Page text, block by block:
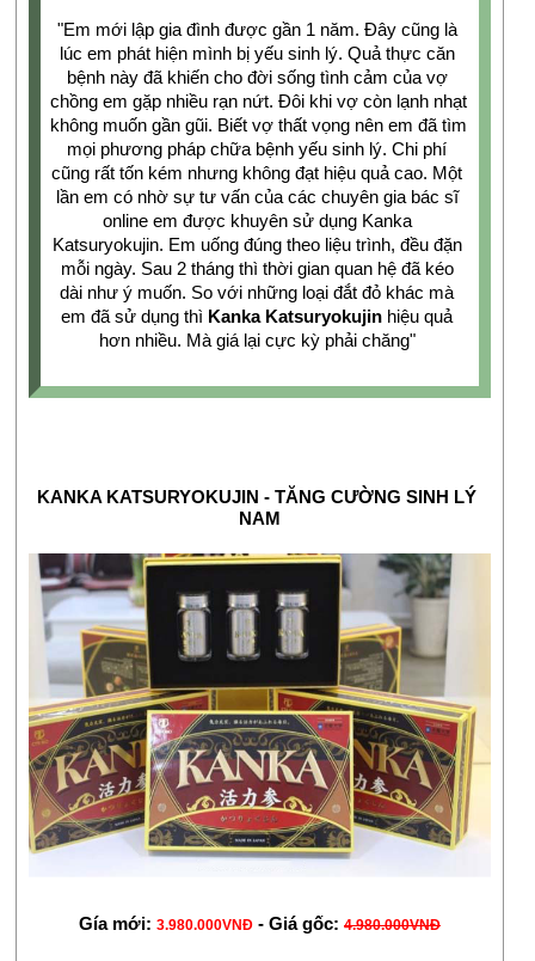
"Em mới lập gia đình được gần 1 năm. Đây cũng là
lúc em phát hiện mình bị yếu sinh lý. Quả thực căn
bệnh này đã khiến cho đời sống tình cảm của vợ
chồng em gặp nhiều rạn nứt. Đôi khi vợ còn lạnh nhạt
không muốn gần gũi. Biết vợ thất vọng nên em đã tìm
mọi phương pháp chữa bệnh yếu sinh lý. Chi phí
cũng rất tốn kém nhưng không đạt hiệu quả cao. Một
lần em có nhờ sự tư vấn của các chuyên gia bác sĩ
online em được khuyên sử dụng Kanka
Katsuryokujin. Em uống đúng theo liệu trình, đều đặn
mỗi ngày. Sau 2 tháng thì thời gian quan hệ đã kéo
dài như ý muốn. So với những loại đắt đỏ khác mà
em đã sử dụng thì Kanka Katsuryokujin hiệu quả
hơn nhiều. Mà giá lại cực kỳ phải chăng"
KANKA KATSURYOKUJIN - TĂNG CƯỜNG SINH LÝ
NAM
Gía mới: 3.980.000VNĐ - Giá gốc: 4.980.000VNĐ